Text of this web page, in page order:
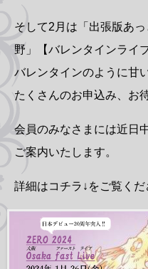
そして2月は「出張版あ
野」【バレンタインライブ
バレンタインのように
たくさんのお申込み、お
会員のみなさまには近日
ご案内いたします。
詳細はコチラ↓をご覧くだ